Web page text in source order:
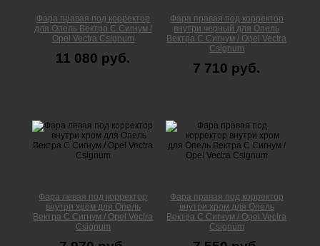
Фара правая под корректор
для Опель Вектра С Сигнум /
Opel Vectra Сsignum
11 080 руб.
Фара правая под корректор
внутри черный для Опель
Вектра С Сигнум / Opel Vectra
Сsignum
7 710 руб.
Фара левая под корректор
внутри хром для Опель
Вектра С Сигнум / Opel Vectra
Сsignum
Фара правая под корректор
внутри хром для Опель
Вектра С Сигнум / Opel Vectra
Сsignum